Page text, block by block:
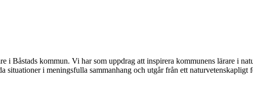
kommun. Vi har som uppdrag att inspirera kommunens lärare i
i meningsfulla sammanhang och utgår från ett